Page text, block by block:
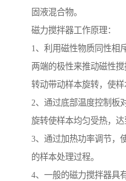
固液混合物。
磁力搅拌器工作原理：
1、利用磁性物质同性相
两端的极性来推动磁性
转动带动样本旋转，使样
2、通过底部温度控制板
旋转使样本均匀受热，达
3、通过加热功率调节，
的样本处理过程。
4、一般的磁力搅拌器具